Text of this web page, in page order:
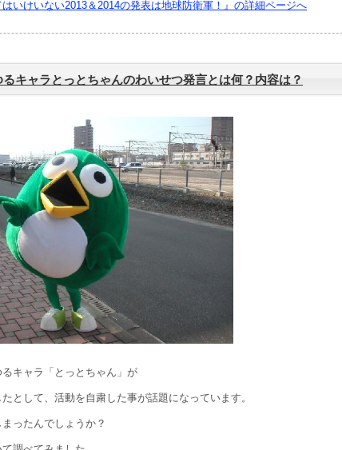
いけいない2013＆2014の発表は地球防衛軍！』の詳細ページへ
キャラとっとちゃんのわいせつ発言とは何？内容は？
キャラ「とっとちゃん」が
として、活動を自粛した事が話題になっています。
ったんでしょうか？